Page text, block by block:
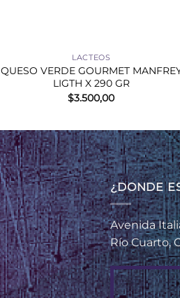
LACTEOS
QUESO VERDE GOURMET
LIGTH X 290 GR
$3.500,00
¿DONDE
Avenida
Río Cuarto,